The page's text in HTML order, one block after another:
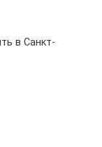
в Санкт-